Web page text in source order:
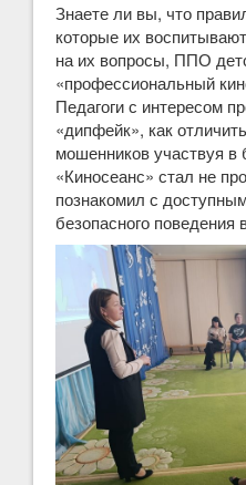
Знаете ли вы, что
которые их
на их вопросы, ППО
«профессиональный
Педагоги с интересом
«дипфейк», как
мошенников участвуя в
«Киносеанс» стал не
познакомил с
безопасного